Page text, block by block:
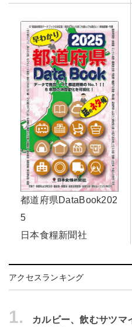
都道府県DataBook202
5
日本食糧新聞社
アクセスランキング
1.
カルビー、飲むサツ